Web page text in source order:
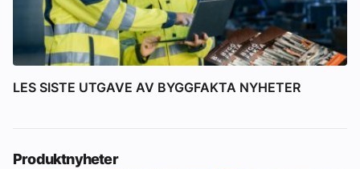
LES SISTE UTGAVE AV BYGGFAKTA NYHETER
Produktnyheter